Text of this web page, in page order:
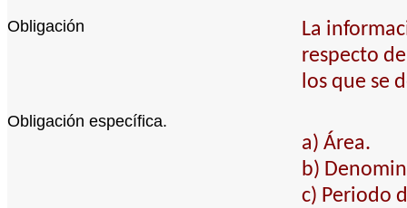
Obligación
La
respecto
los que se
Obligación específica.
a) Área.
b)
c) Periodo